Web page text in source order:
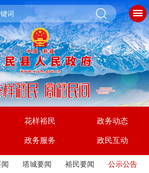
花样裕民 政务动态
政务服务 政民互动
塔城要闻 裕民要闻 公示公告